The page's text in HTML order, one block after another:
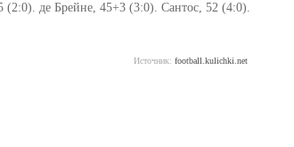
де Брейне, 45+3 (3:0). Сантос, 52 (4:0).
Источник: football.kulichki.net